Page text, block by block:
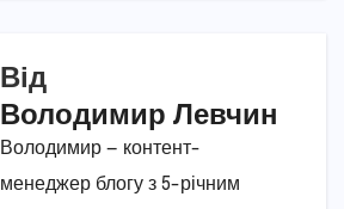
Від
Володимир Левчин
Володимир — контент-
менеджер блогу з 5-річним